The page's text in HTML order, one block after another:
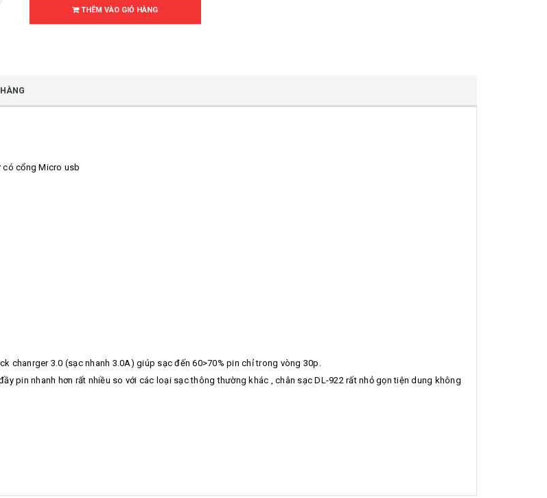
THÊM VÀO GIỎ HÀNG
có cổng Micro usb
chanrger 3.0 (sạc nhanh 3.0A) giúp sạc đến 60>70% pin chỉ trong vòng 30p.
pin nhanh hơn rất nhiều so với các loại sạc thông thường khác , chân sạc DL-922 rất nhỏ gọn tiện dung không